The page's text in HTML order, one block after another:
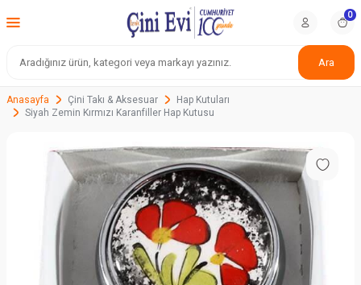
Ara
0
Anasayfa Çini Takı & Aksesuar
Hap Kutuları
Siyah Zemin Kırmızı Karanfiller Hap Kutusu